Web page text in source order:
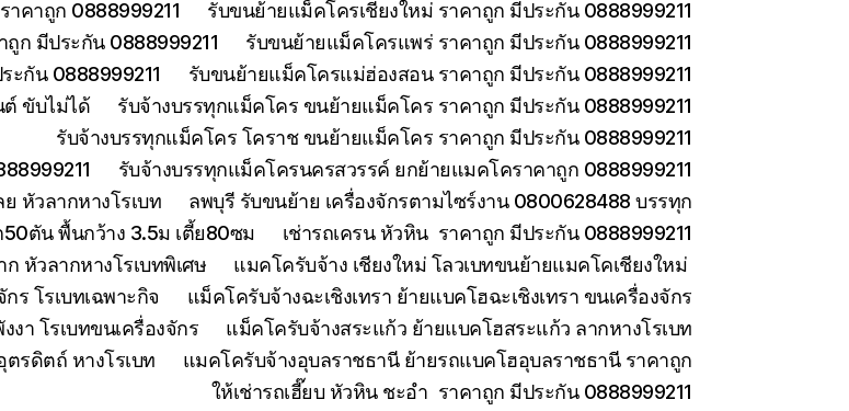
าคาถูก 0888999211
รับขนย้ายแม็คโครเชียงใหม่ ราคาถูก มีประกัน 0888999211
ก มีประกัน 0888999211
รับขนย้ายแม็คโครแพร่ ราคาถูก มีประกัน 0888999211
ะกัน 0888999211
รับขนย้ายแม็คโครแม่ฮ่องสอน ราคาถูก มีประกัน 0888999211
ต์ ขับไม่ได้
รับจ้างบรรทุกแม็คโคร ขนย้ายแม็คโคร ราคาถูก มีประกัน 0888999211
รับจ้างบรรทุกแม็คโคร โคราช ขนย้ายแม็คโคร ราคาถูก มีประกัน 0888999211
รับจ้างบรรทุกแม็คโครนครสวรรค์ ยกย้ายแมคโคราคาถูก 0888999211
หัวลากหางโรเบท
ลพบุรี รับขนย้าย เครื่องจักรตามไซร์งาน 0800628488 บรรทุก
50ตัน พื้นกว้าง 3.5ม เตี้ย80ซม
เช่ารถเครน หัวหิน ราคาถูก มีประกัน 0888999211
หัวลากหางโรเบทพิเศษ
แมคโครับจ้าง เชียงใหม่ โลวเบทขนย้ายแมคโคเชียงใหม่
ร โรเบทเฉพาะกิจ
แม็คโครับจ้างฉะเชิงเทรา ย้ายแบคโฮฉะเชิงเทรา ขนเครื่องจักร
า โรเบทขนเครื่องจักร
แม็คโครับจ้างสระแก้ว ย้ายแบคโฮสระแก้ว ลากหางโรเบท
รดิตถ์ หางโรเบท
แมคโครับจ้างอุบลราชธานี ย้ายรถแบคโฮอุบลราชธานี ราคาถูก
ให้เช่ารถเฮี๊ยบ หัวหิน ชะอำ ราคาถูก มีประกัน 0888999211